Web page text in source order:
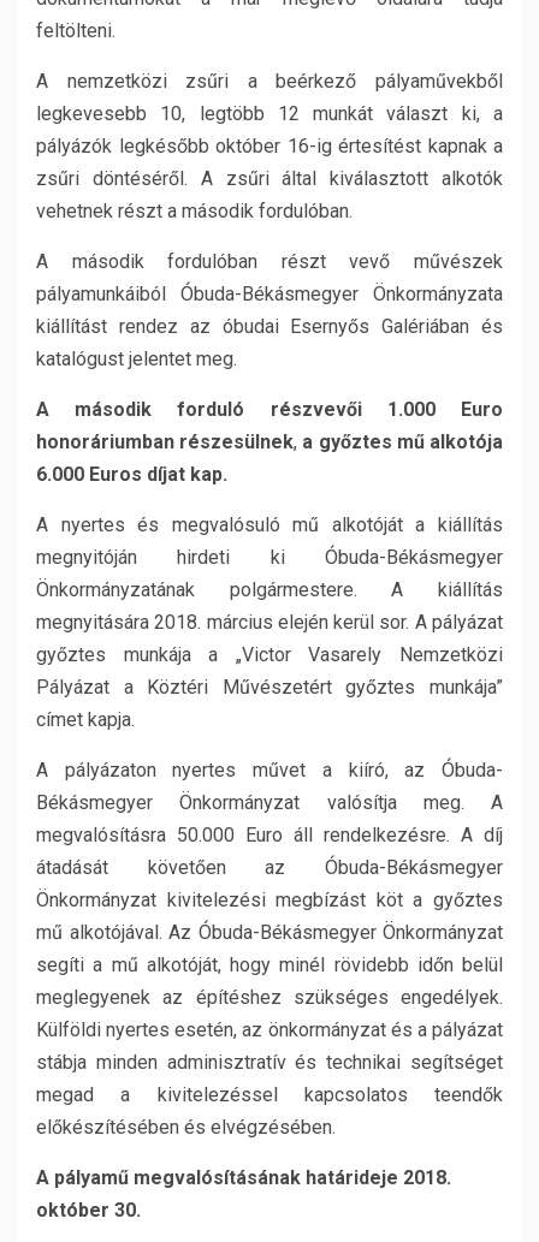
feltölteni.
A nemzetközi zsűri a beérkező pályaművekből
legkevesebb 10, legtöbb 12 munkát választ ki, a
pályázók legkésőbb október 16-ig értesítést kapnak a
zsűri döntéséről. A zsűri által kiválasztott alkotók
vehetnek részt a második fordulóban.
A második fordulóban részt vevő művészek
pályamunkáiból Óbuda-Békásmegyer Önkormányzata
kiállítást rendez az óbudai Esernyős Galériában és
katalógust jelentet meg.
A második forduló részvevői 1.000 Euro
honoráriumban részesülnek, a győztes mű alkotója
6.000 Euros díjat kap.
A nyertes és megvalósuló mű alkotóját a kiállítás
megnyitóján hirdeti ki Óbuda-Békásmegyer
Önkormányzatának polgármestere. A kiállítás
megnyitására 2018. március elején kerül sor. A pályázat
győztes munkája a „Victor Vasarely Nemzetközi
Pályázat a Köztéri Művészetért győztes munkája”
címet kapja.
A pályázaton nyertes művet a kiíró, az Óbuda-
Békásmegyer Önkormányzat valósítja meg. A
megvalósításra 50.000 Euro áll rendelkezésre. A díj
átadását követően az Óbuda-Békásmegyer
Önkormányzat kivitelezési megbízást köt a győztes
mű alkotójával. Az Óbuda-Békásmegyer Önkormányzat
segíti a mű alkotóját, hogy minél rövidebb időn belül
meglegyenek az építéshez szükséges engedélyek.
Külföldi nyertes esetén, az önkormányzat és a pályázat
stábja minden adminisztratív és technikai segítséget
megad a kivitelezéssel kapcsolatos teendők
előkészítésében és elvégzésében.
A pályamű megvalósításának határideje 2018.
október 30.